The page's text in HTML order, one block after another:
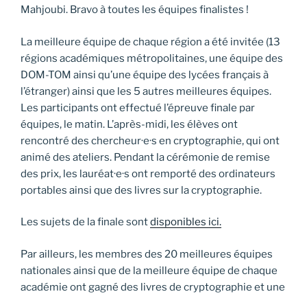
Mahjoubi. Bravo à toutes les équipes finalistes !
La meilleure équipe de chaque région a été invitée (13
régions académiques métropolitaines, une équipe des
DOM-TOM ainsi qu’une équipe des lycées français à
l’étranger) ainsi que les 5 autres meilleures équipes.
Les participants ont effectué l’épreuve finale par
équipes, le matin. L’après-midi, les élèves ont
rencontré des chercheur·e·s en cryptographie, qui ont
animé des ateliers. Pendant la cérémonie de remise
des prix, les lauréat·e·s ont remporté des ordinateurs
portables ainsi que des livres sur la cryptographie.
Les sujets de la finale sontdisponibles ici.
Par ailleurs, les membres des 20 meilleures équipes
nationales ainsi que de la meilleure équipe de chaque
académie ont gagné des livres de cryptographie et une